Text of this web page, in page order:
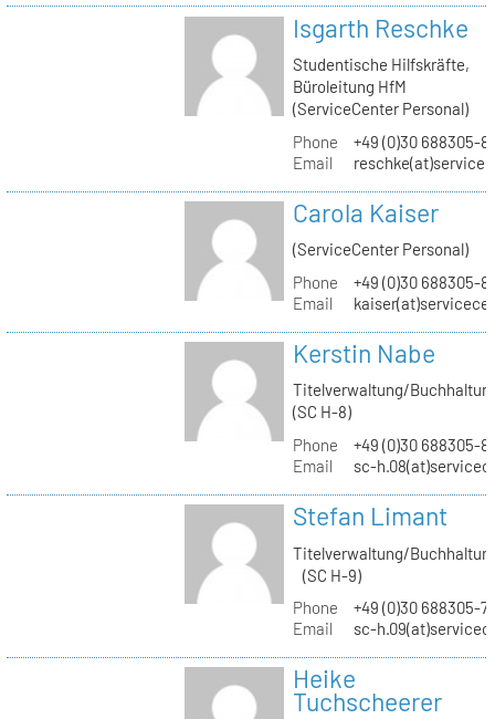
Isgarth Reschke
Studentische Hilfskräfte,
Büroleitung HfM
(ServiceCenter Personal)
Phone
+49 (0)30 688305-
Email
Carola Kaiser
(ServiceCenter Personal)
Phone
+49 (0)30 688305-
Email
Kerstin Nabe
Titelverwaltung/
(SC H-8)
Phone
+49 (0)30 688305-
Email
sc-
Stefan Limant
Titelverwaltung/
(SC H-9)
Phone
+49 (0)30 688305-
Email
sc-
Heike
Tuchscheerer